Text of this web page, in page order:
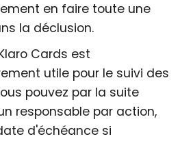
en faire toute une
la déclusion.
Cards est
utile pour le suivi des
pouvez par la suite
responsable par action,
d'échéance si